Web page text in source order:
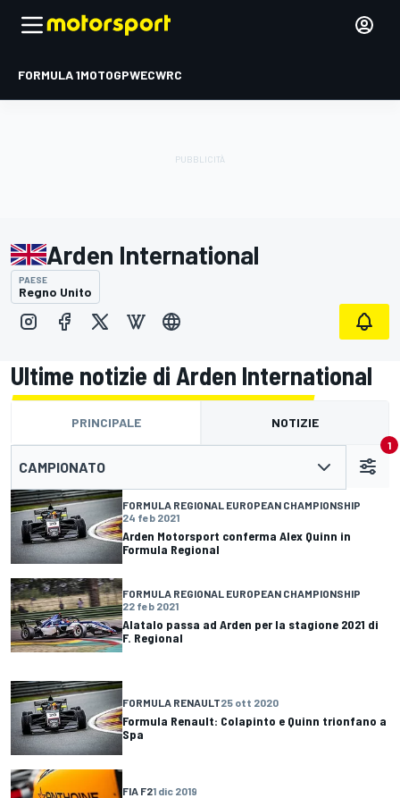
FORMULA 1MOTOGPWECWRC
Arden International
PAESE
Regno Unito
Ultime notizie di Arden International
PRINCIPALE NOTIZIE
CAMPIONATO
1
FORMULA REGIONAL EUROPEAN CHAMPIONSHIP
24 feb 2021
Arden Motorsport conferma Alex Quinn in
Formula Regional
FORMULA REGIONAL EUROPEAN CHAMPIONSHIP
22 feb 2021
Alatalo passa ad Arden per la stagione 2021 di
F. Regional
FORMULA RENAULT25 ott 2020
Formula Renault: Colapinto e Quinn trionfano a
Spa
FIA F21 dic 2019